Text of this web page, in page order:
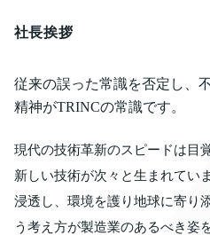
社長挨拶
従来の誤った常識を否定し、
精神がTRINCの常識です。
現代の技術革新のスピードは目
新しい技術が次々と生まれてい
浸透し、環境を護り地球に寄り
う考え方が製造業のあるべき姿